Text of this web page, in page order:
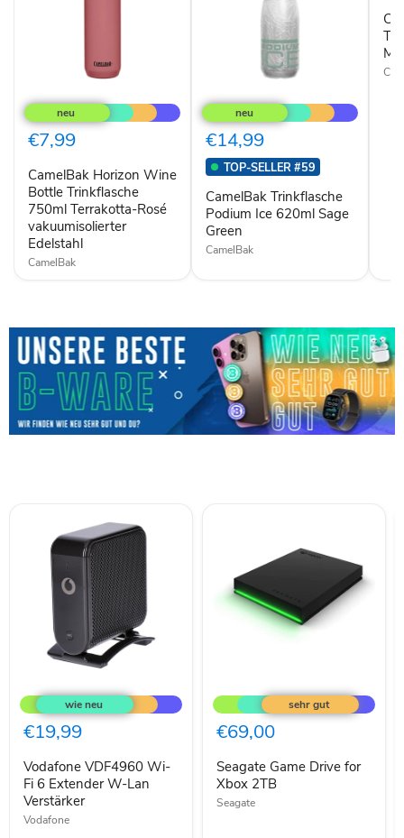
Horizon
Wine
Bottle
Trinkflasche
Terrakotta-
Rosé
vakuumisolierter
Edelstahl
€7,99
CamelBak Horizon Wine
Bottle Trinkflasche
750ml Terrakotta-Rosé
vakuumisolierter
Edelstahl
CamelBak
Trinkflasche
Podium
Ice
620ml
Sage
Green
€14,99
TOP-SELLER #59
CamelBak Trinkflasche
Podium Ice 620ml Sage
Green
CamelBak
VDF4960
Wi-
Fi
6
W-
Lan
Verstärker
€19,99
Vodafone VDF4960 Wi-
Fi 6 Extender W-Lan
Verstärker
Vodafone
Game
Drive
for
Xbox
€69,00
Seagate Game Drive for
Xbox 2TB
Seagate